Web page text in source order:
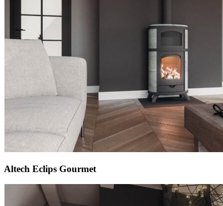
Altech Eclips Gourmet